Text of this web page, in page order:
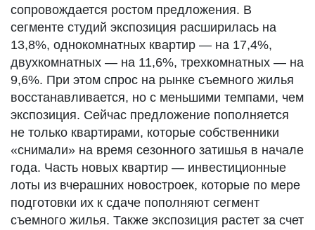
сопровождается ростом предложения. В
сегменте студий экспозиция расширилась на
13,8%, однокомнатных квартир — на 17,4%,
двухкомнатных — на 11,6%, трехкомнатных — на
9,6%. При этом спрос на рынке съемного жилья
восстанавливается, но с меньшими темпами, чем
экспозиция. Сейчас предложение пополняется
не только квартирами, которые собственники
«снимали» на время сезонного затишья в начале
года. Часть новых квартир — инвестиционные
лоты из вчерашних новостроек, которые по мере
подготовки их к сдаче пополняют сегмент
съемного жилья. Также экспозиция растет за счет